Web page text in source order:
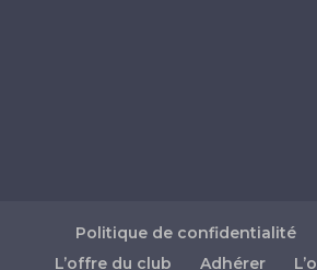
Politique de confidentialité
L’offre du club
Adhérer